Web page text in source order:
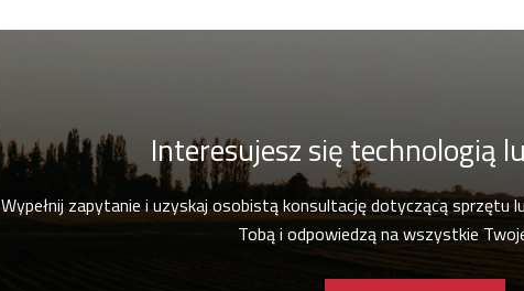
Interesujesz się technologią
Wypełnij zapytanie i uzyskaj osobistą konsultację dotyczącą sprzętu
Tobą i odpowiedzą na wszystkie